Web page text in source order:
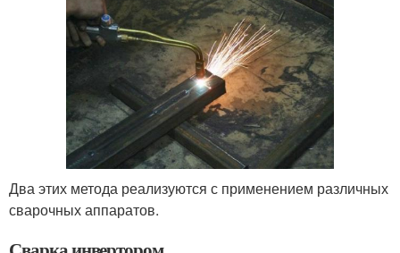
Два этих метода реализуются с применением различных
сварочных аппаратов.